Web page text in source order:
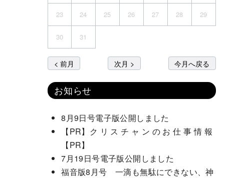
23 24 25 26 27 28 29
30 31
< 前月 次月 > 今月へ戻る
お知らせ
8月9日号電子版公開しました
【PR】ク リ ス チ ャ ン の お 仕 事 情 報
【PR】
7月19日号電子版公開しました
福音版8月号 一滴も無駄にできない、神